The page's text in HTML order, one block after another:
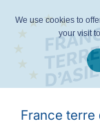
France terre
We use cookies to
your visit